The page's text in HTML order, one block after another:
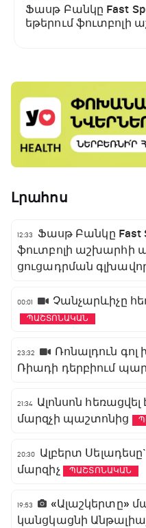
Ֆասթ Բանկը Fast
եթերում ֆուտբոլի
Լրահոս
12:33
Ֆասթ Բանկը Fast
ֆուտբոլի աշխարհի
ցուցադրման
00:01 Չանչարևիչը
ՊԱՇՏՈՆԱԿԱՆ
23:32
Ռոնալդուն
Ռիադի դերբիում
21:34 Ալոնսոն
մարզչի պաշտոնից
20:30
Ալբերտ
մարզիչ
ՊԱՇՏՈՆԱԿԱՆ
19:53
«Ալաշկերտը»
կանցկացնի